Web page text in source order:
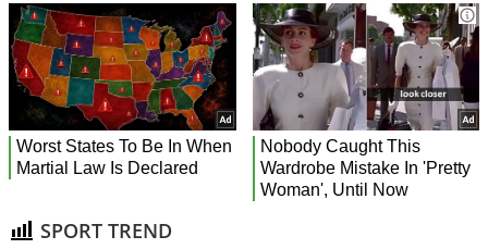
SPORT TREND